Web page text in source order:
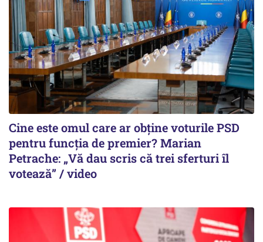
Cine este omul care ar obține voturile PSD
pentru funcția de premier? Marian
Petrache: „Vă dau scris că trei sferturi îl
votează” / video